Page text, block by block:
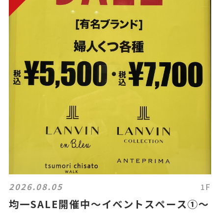
2026.08.05 1F
均一SALE開催中〜イベントスペース①〜